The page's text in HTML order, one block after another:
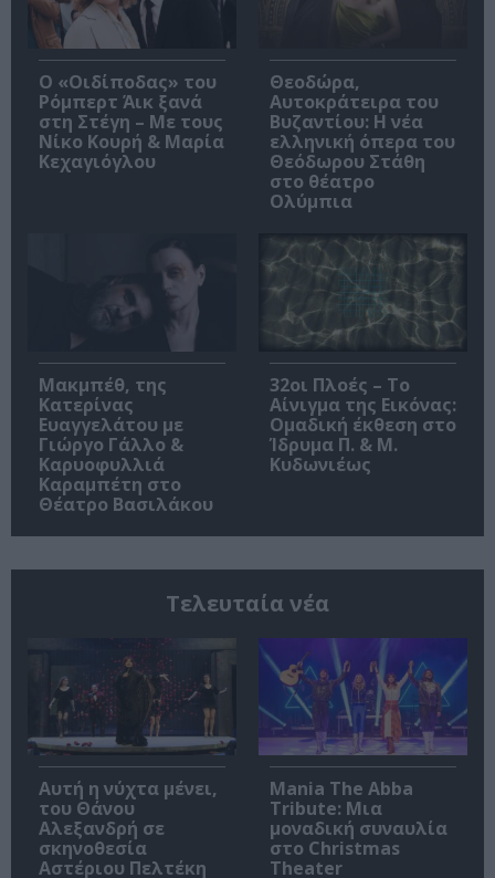
O «Οιδίποδας» του
Ρόμπερτ Άικ ξανά
στη Στέγη – Με τους
Νίκο Κουρή & Μαρία
Κεχαγιόγλου
Θεοδώρα,
Αυτοκράτειρα του
Βυζαντίου: Η νέα
ελληνική όπερα του
Θεόδωρου Στάθη
στο θέατρο
Ολύμπια
Μακμπέθ, της
Κατερίνας
Ευαγγελάτου με
Γιώργο Γάλλο &
Καρυοφυλλιά
Καραμπέτη στο
Θέατρο Βασιλάκου
32οι Πλοές – Το
Αίνιγμα της Εικόνας:
Ομαδική έκθεση στο
Ίδρυμα Π. & Μ.
Κυδωνιέως
Τελευταία νέα
Αυτή η νύχτα μένει,
του Θάνου
Αλεξανδρή σε
σκηνοθεσία
Αστέριου Πελτέκη
Mania The Abba
Tribute: Μια
μοναδική συναυλία
στο Christmas
Theater